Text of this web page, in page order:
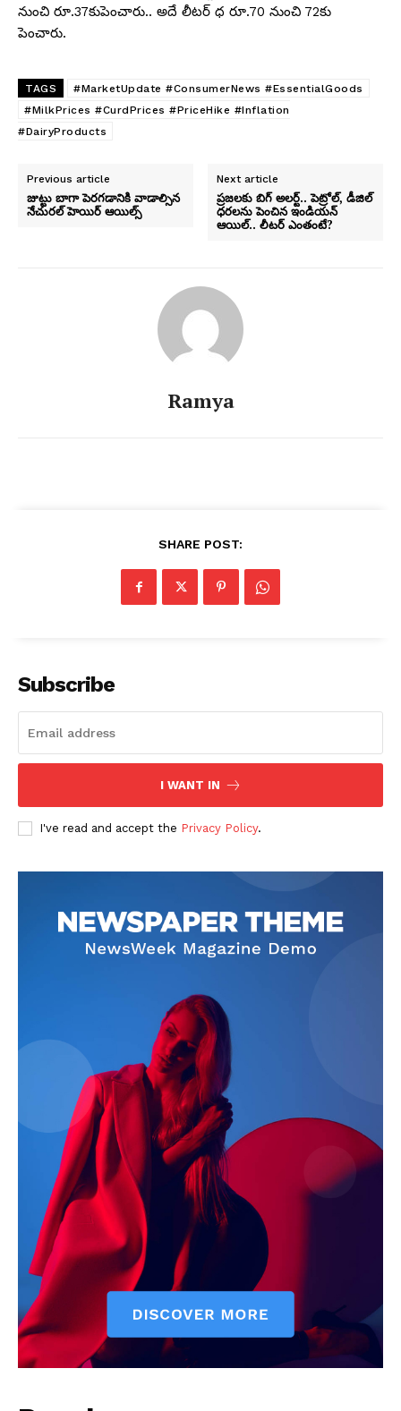
నుంచి రూ.37కుపెంచారు.. అదే లీటర్ ధ రూ.70 నుంచి 72కు
పెంచారు.
TAGS
#MarketUpdate #ConsumerNews #EssentialGoods
#MilkPrices #CurdPrices #PriceHike #Inflation
#DairyProducts
Previous article
జుట్టు బాగా పెరగడానికి వాడాల్సిన
నేచురల్‌ హెయిర్‌ ఆయిల్స్‌
Next article
ప్రజలకు బిగ్‌ అలర్ట్.. పెట్రోల్, డీజిల్
ధరలను పెంచిన ఇండియన్
ఆయిల్.. లీటర్ ఎంతంటే?
Ramya
SHARE POST:
Subscribe
I WANT IN
I've read and accept the Privacy Policy.